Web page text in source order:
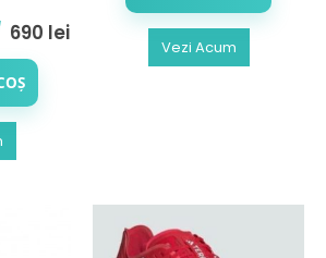
690 lei
Vezi Acum